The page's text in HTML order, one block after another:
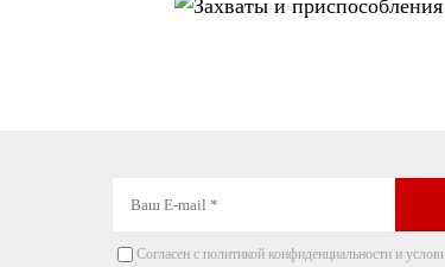
Согласен с политикой конфиденциальности и